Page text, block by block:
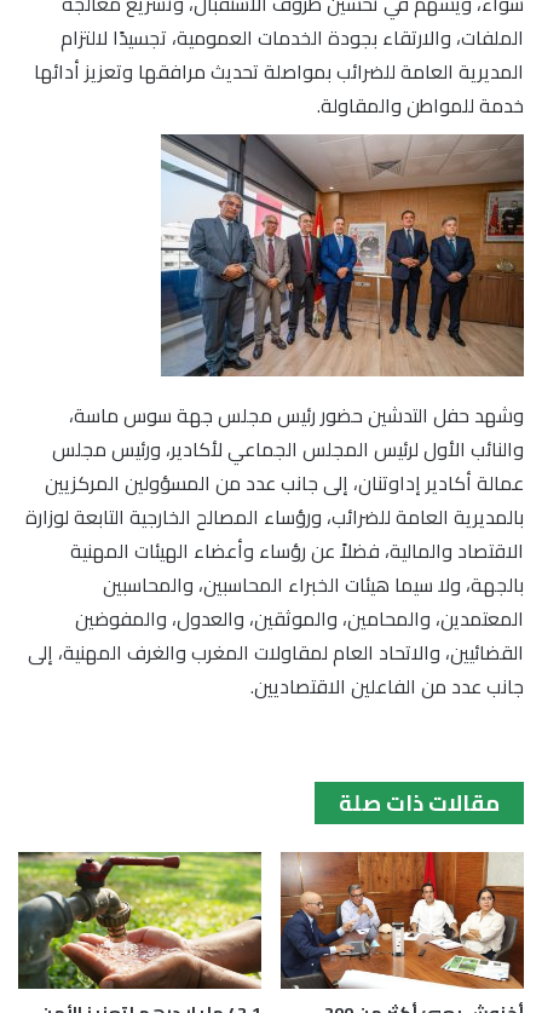
الملفات، والارتقاء بجودة الخدمات العمومية، تجسيدًا لالتزام
المديرية العامة للضرائب بمواصلة تحديث مرافقها وتعزيز أدائها
خدمة للمواطن والمقاولة.
وشهد حفل التدشين حضور رئيس مجلس جهة سوس ماسة،
والنائب الأول لرئيس المجلس الجماعي لأكادير، ورئيس مجلس
عمالة أكادير إداوتنان، إلى جانب عدد من المسؤولين المركزيين
بالمديرية العامة للضرائب، ورؤساء المصالح الخارجية التابعة لوزارة
الاقتصاد والمالية، فضلاً عن رؤساء وأعضاء الهيئات المهنية
بالجهة، ولا سيما هيئات الخبراء المحاسبين، والمحاسبين
المعتمدين، والمحامين، والموثقين، والعدول، والمفوضين
القضائيين، والاتحاد العام لمقاولات المغرب والغرف المهنية، إلى
جانب عدد من الفاعلين الاقتصاديين.
مقالات ذات صلة